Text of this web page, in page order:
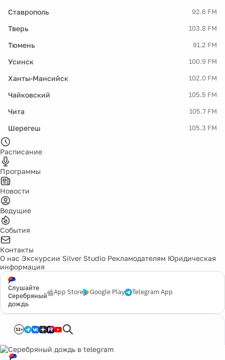
Ставрополь 92.6 FM
Тверь 103.8 FM
Тюмень 91.2 FM
Усинск 100.9 FM
Ханты-Мансийск 102.0 FM
Чайковский 105.5 FM
Чита 105.7 FM
Шерегеш 105.3 FM
Расписание
Программы
Новости
Ведущие
События
Контакты
О нас Экскурсии Silver Studio Рекламодателям Юридическая
информация
Слушайте
Серебряный
дождь
App Store Google Play Telegram App
12+